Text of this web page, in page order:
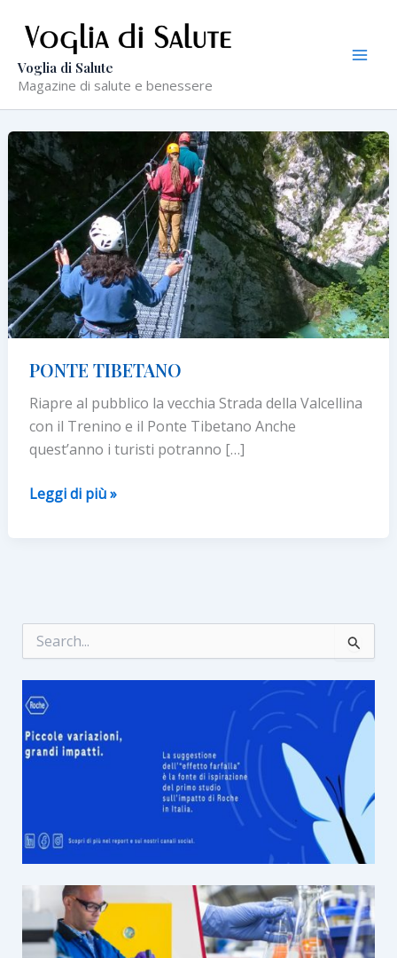
contenuto
Voglia di Salute
Magazine di salute e benessere
PONTE TIBETANO
Riapre al pubblico la vecchia Strada della Valcellina
con il Trenino e il Ponte Tibetano Anche
quest’anno i turisti potranno […]
PONTE
Leggi di più »
c
a